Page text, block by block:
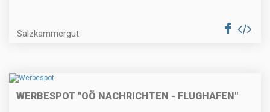
Salzkammergut
WERBESPOT "OÖ NACHRICHTEN - FLUGHAFEN"